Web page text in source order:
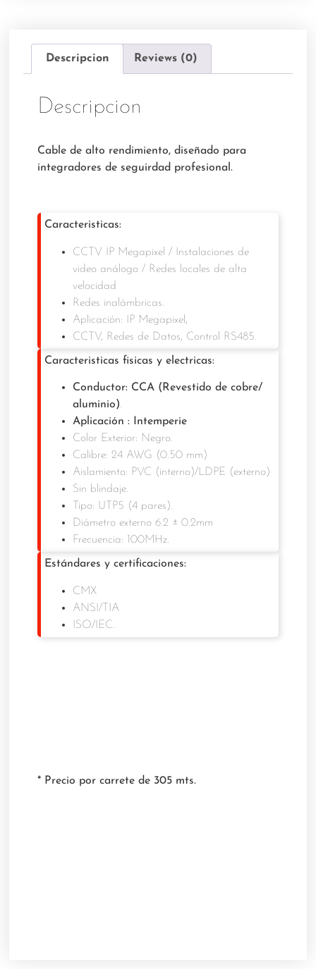
Descripcion Reviews (0)
Descripcion
Cable de alto rendimiento, diseñado para
integradores de seguirdad profesional.
Caracteristicas:
CCTV IP Megapixel / Instalaciones de
video análogo / Redes locales de alta
velocidad
Redes inalámbricas.
Aplicación: IP Megapixel,
CCTV, Redes de Datos, Control RS485.
Caracteristicas fisicas y electricas:
Conductor: CCA (Revestido de cobre/
aluminio).
Aplicación : Intemperie
Color Exterior: Negro.
Calibre: 24 AWG (0.50 mm)
Aislamiento: PVC (interno)/LDPE (externo)
Sin blindaje.
Tipo: UTP5 (4 pares).
Diámetro externo 6.2 ± 0.2mm
Frecuencia: 100MHz.
Estándares y certificaciones:
CMX
ANSI/TIA
ISO/IEC.
* Precio por carrete de 305 mts.